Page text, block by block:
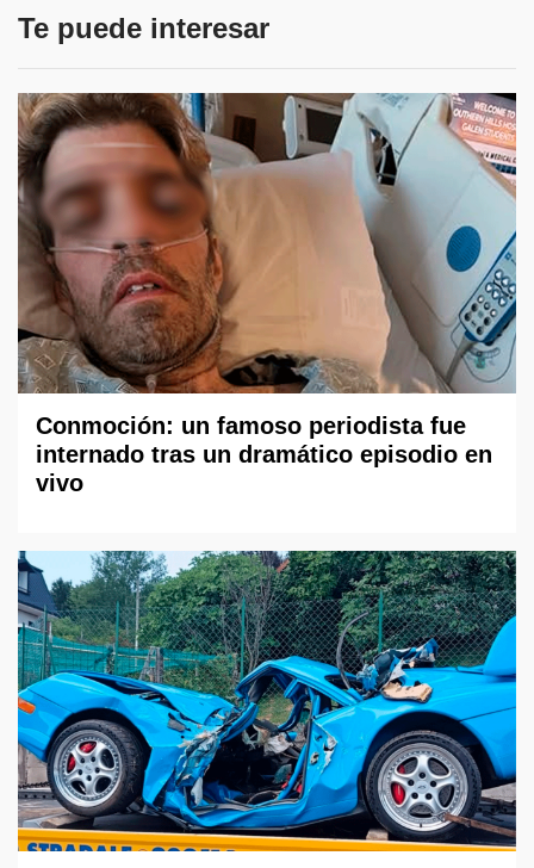
Te puede interesar
Conmoción: un famoso periodista fue
internado tras un dramático episodio en
vivo